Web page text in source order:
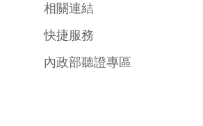
相關連結
快捷服務
內政部聽證專區